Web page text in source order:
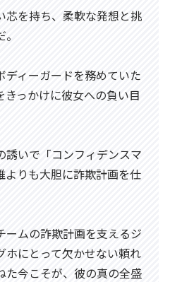
芯を持ち、柔軟な発想と挑
ディーガードを務めていた
っかけに彼女への負い目
誘いで「コンフィデンスマ
よりも大胆に詐欺計画を仕
ームの詐欺計画を支えるジ
ホにとって欠かせない頼れ
た今こそが、彼の真の全盛